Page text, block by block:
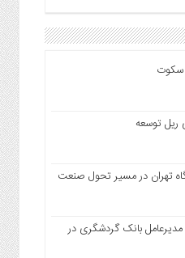
سکوت
ریل توسعه
تهران در مسیر تحول صنعت
بانک گردشگری در